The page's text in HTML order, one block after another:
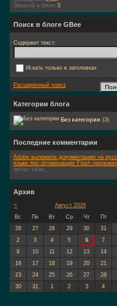
Записей в блоге 3
Поиск в блоге GBee
Содержит текст:
Искать только в заголовках
Расширенный поиск
Категории блога
Без категории (3)
Последние комментарии
Adobe выложила документацию на
языке про оптимизацию Flash
автор: taras_
Архив
<
Август 2026
Вс
Пн Вт Ср Чт Пт
26
27 28 29 30 31
2
3 4 5 6 7
9
10 11 12 13 14
16
17 18 19 20 21
23
24 25 26 27 28
30
31 1 2 3 4